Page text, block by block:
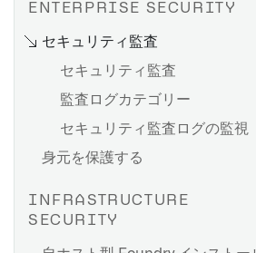
データセットの列にCipher
作を適用する
Foundry アプリケーション
個々の値を復号化する
関数での CipherText プロパ
Cipher の使用例
Marketplace 製品に Cipher
リソースを追加する [ベー
削除ポリシーの影響
データセットの削除ポリシ
を作成する
ポリシーの操作履歴を表示
ENTERPRISE SECURITY
セキュリティ監査
セキュリティ監査
監査ログカテゴリー
セキュリティ監査ログの監視
身元を保護する
INFRASTRUCTURE
SECURITY